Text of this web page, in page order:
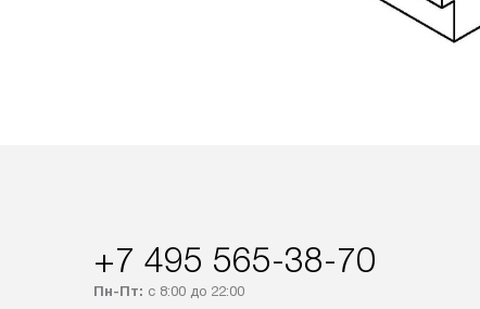
+7 495 565-38-70
Пн-Пт: с 8:00 до 22:00